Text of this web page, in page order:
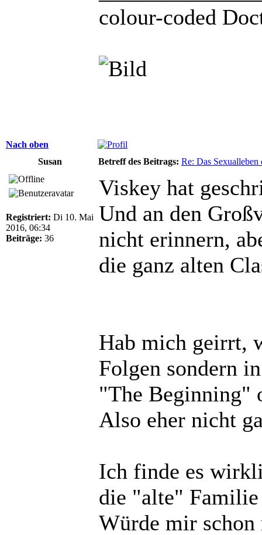
colour-coded
Nach oben
Susan
Betreff des Beitrags: Re: Das
Registriert: Di 10. Mai
2016, 06:34
Beiträge: 36
Viskey hat
Und an den
nicht erinnern,
die ganz alten
Hab mich geirrt,
Folgen sondern
"The Beginning"
Also eher nicht
Ich finde es
die "alte" Familie
Würde mir schon